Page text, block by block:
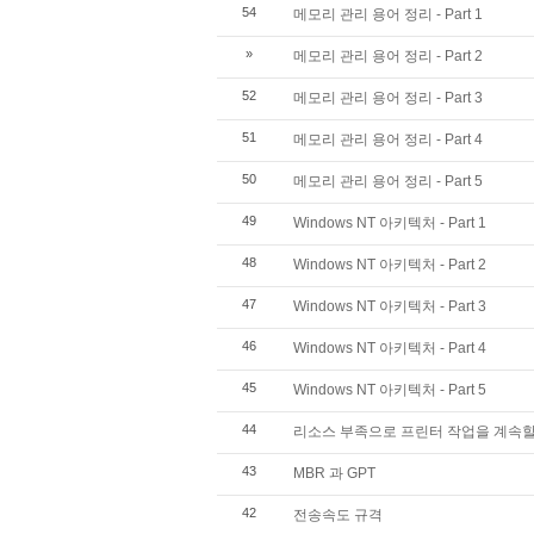
54 메모리 관리 용어 정리 - Part 1
» 메모리 관리 용어 정리 - Part 2
52 메모리 관리 용어 정리 - Part 3
51 메모리 관리 용어 정리 - Part 4
50 메모리 관리 용어 정리 - Part 5
49 Windows NT 아키텍처 - Part 1
48 Windows NT 아키텍처 - Part 2
47 Windows NT 아키텍처 - Part 3
46 Windows NT 아키텍처 - Part 4
45 Windows NT 아키텍처 - Part 5
44 리소스 부족으로 프린터 작업을 계속
43 MBR 과 GPT
42 전송속도 규격